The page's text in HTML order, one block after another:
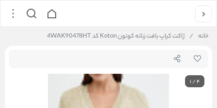
خانه / ژاکت کراپ بافت زنانه کوتون Koton کد 4WAK90478HT
1/4